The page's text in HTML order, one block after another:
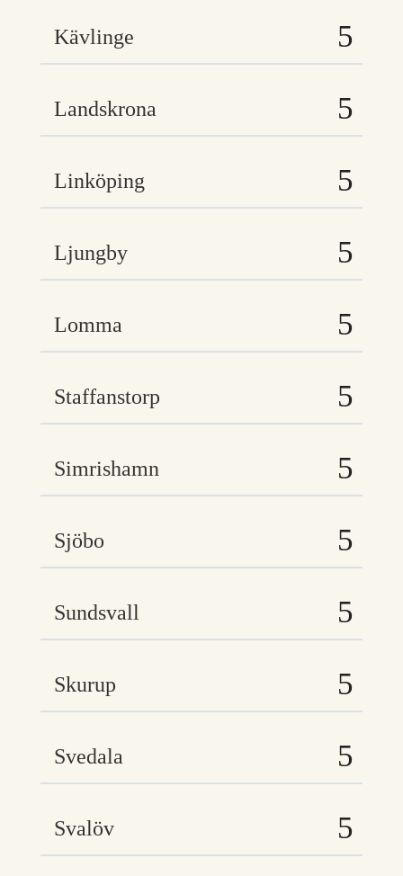
Kävlinge
Landskrona
Linköping
Ljungby
Lomma
Staffanstorp
Simrishamn
Sjöbo
Sundsvall
Skurup
Svedala
Svalöv